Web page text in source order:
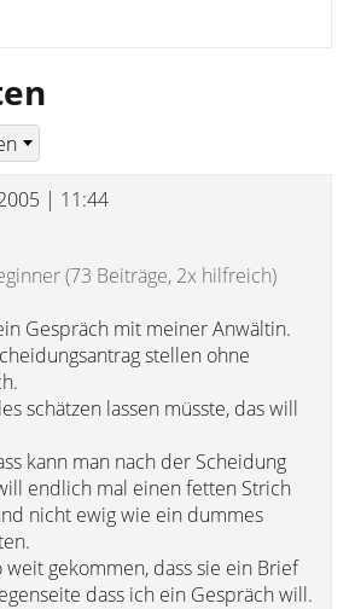
| 11:44
(73 Beiträge, 2x hilfreich)
Gespräch mit meiner Anwältin.
stellen ohne
schätzen lassen müsste, das will
kann man nach der Scheidung
endlich mal einen fetten Strich
nicht ewig wie ein dummes
weit gekommen, dass sie ein Brief
dass ich ein Gespräch will.